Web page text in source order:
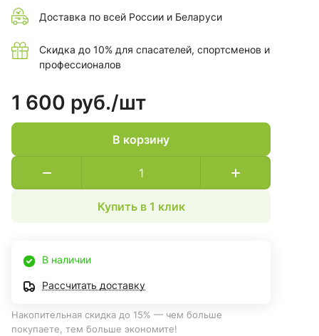
Доставка по всей России и Беларуси
Скидка до 10% для спасателей, спортсменов и
профессионалов
1 600 руб./шт
В корзину
Купить в 1 клик
В наличии
Рассчитать доставку
Накопительная скидка до 15% — чем больше
покупаете, тем больше экономите!